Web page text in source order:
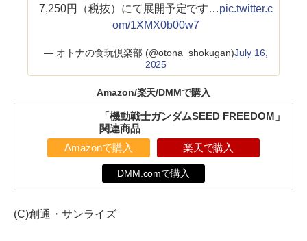
7,250円（税抜）にて展開予定です…pic.twitter.c
om/1XMX0b00w7
— オトナの食玩倶楽部 (@otona_shokugan)July 16,
2025
Amazon/楽天/DMMで購入
「機動戦士ガンダムSEED FREEDOM」
関連商品
Amazonで購入 楽天で購入
DMM.comで購入
(C)創通・サンライズ